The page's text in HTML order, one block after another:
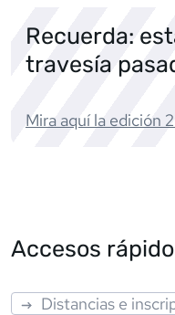
Recuerda:
travesía
Mira aquí la edición
Accesos
Distancias e